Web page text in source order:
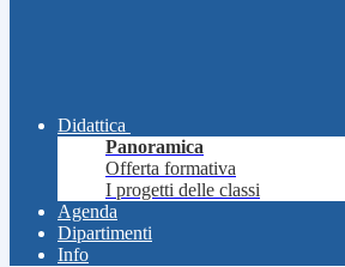
Didattica
Panoramica
Offerta formativa
I progetti delle classi
Agenda
Dipartimenti
Info